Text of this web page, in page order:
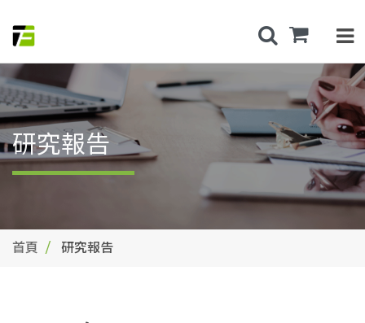
研究報告
首頁 研究報告